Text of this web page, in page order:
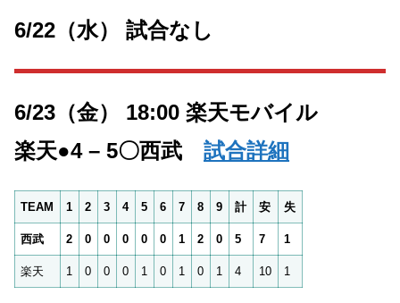
6/22（水） 試合なし
6/23（金） 18:00 楽天モバイル
楽天●4 – 5〇西武
試合詳細
TEAM 1 2 3 4 5 6 7 8 9 計 安 失
西武 2 0 0 0 0 0 1 2 0 5 7 1
楽天 1 0 0 0 1 0 1 0 1 4 10 1